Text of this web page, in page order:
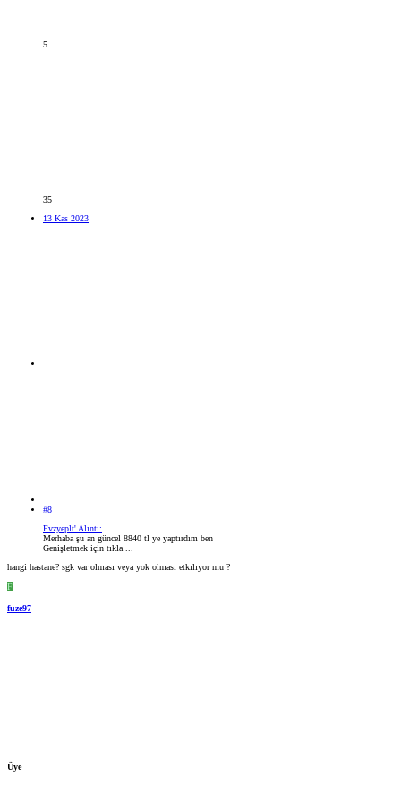
5
35
13 Kas 2023
#8
Fvzyeplt' Alıntı:
Merhaba şu an güncel 8840 tl ye yaptırdım ben
Genişletmek için tıkla ...
hangi hastane? sgk var olması veya yok olması etkılıyor mu ?
F
fuze97
Üye